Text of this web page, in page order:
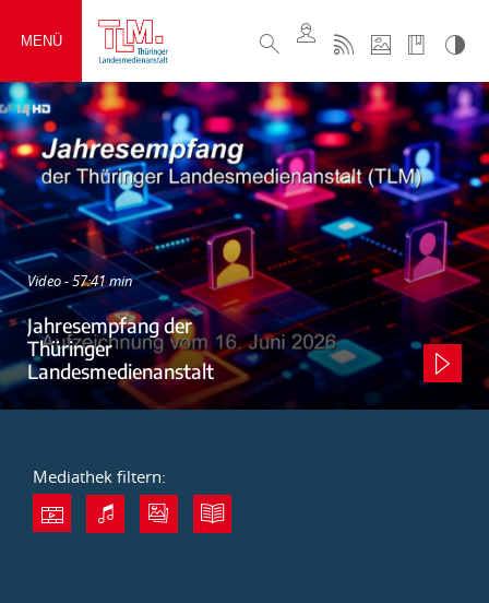
MENÜ
Video - 57:41 min
Jahresempfang der
Thüringer
Landesmedienanstalt
Mediathek filtern: